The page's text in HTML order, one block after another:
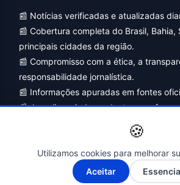
📰 Notícias verificadas e atualizadas
📰 Cobertura completa do Brasil, Bahia,
principais cidades da região.
📰 Compromisso com a ética, a
responsabilidade jornalística.
📰 Informações apuradas em fontes
📰 Jornalismo independente, com foco
público e no combate à desinformação.
A- A+
🍪
Utilizamos cookies para melhorar
Aceitar